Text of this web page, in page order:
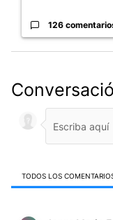
126
TODOS LOS